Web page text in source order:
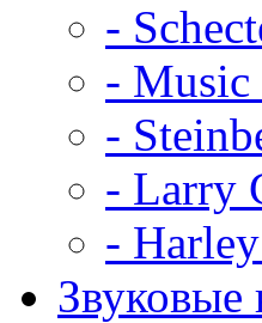
-
- Music
-
- Larry
-
Звуковые